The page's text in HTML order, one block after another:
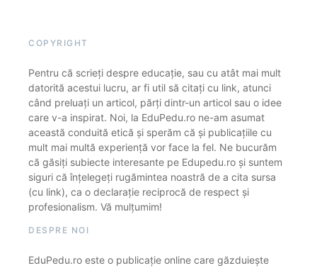
COPYRIGHT
Pentru că scrieți despre educație, sau cu atât mai mult
datorită acestui lucru, ar fi util să citați cu link, atunci
când preluați un articol, părți dintr-un articol sau o idee
care v-a inspirat. Noi, la EduPedu.ro ne-am asumat
această conduită etică și sperăm că și publicațiile cu
mult mai multă experiență vor face la fel. Ne bucurăm
că găsiți subiecte interesante pe Edupedu.ro și suntem
siguri că înțelegeți rugămintea noastră de a cita sursa
(cu link), ca o declarație reciprocă de respect și
profesionalism. Vă mulțumim!
DESPRE NOI
EduPedu.ro este o publicație online care găzduiește